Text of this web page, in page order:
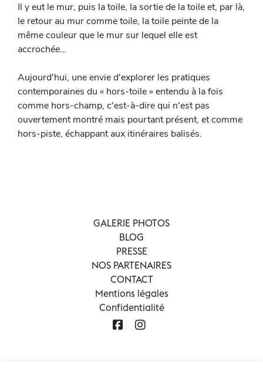
Il y eut le mur, puis la toile, la sortie de la toile et, par là,
le retour au mur comme toile, la toile peinte de la
même couleur que le mur sur lequel elle est
accrochée…
Aujourd'hui, une envie d'explorer les pratiques
contemporaines du « hors-toile » entendu à la fois
comme hors-champ, c'est-à-dire qui n'est pas
ouvertement montré mais pourtant présent, et comme
hors-piste, échappant aux itinéraires balisés.
GALERIE PHOTOS
BLOG
PRESSE
NOS PARTENAIRES
CONTACT
Mentions légales
Confidentialité